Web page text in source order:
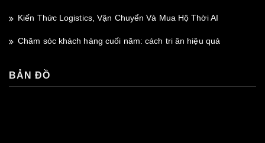
Kiến Thức Logistics, Vận Chuyển Và Mua Hộ Thời AI
Chăm sóc khách hàng cuối năm: cách tri ân hiệu quả
BẢN ĐỒ